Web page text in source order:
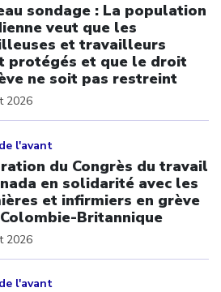
sondage : La population
veut que les
et travailleurs
protégés et que le droit
ne soit pas restreint
2026
l'avant
du Congrès du travail
en solidarité avec les
et infirmiers en grève
Britannique
2026
l'avant